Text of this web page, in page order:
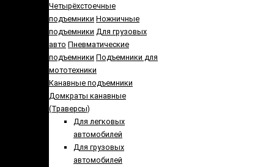
Четырёхстоечные
подъемники Ножничные
подъемники Для грузовых
авто Пневматические
подъемники Подъемники для
мототехники
Канавные подъемники
Домкраты канавные
(Траверсы)
Для легковых
автомобилей
Для грузовых
автомобилей